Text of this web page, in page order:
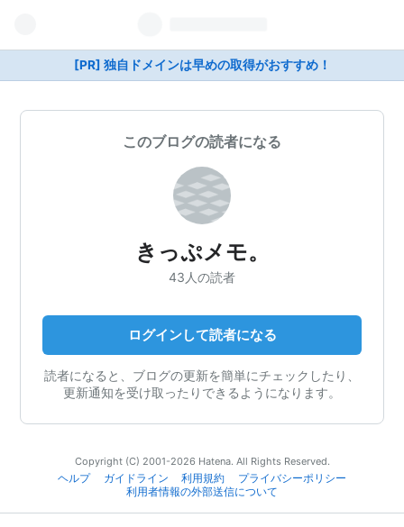
[PR] 独自ドメインは早めの取得がおすすめ！
このブログの読者になる
きっぷメモ。
43人の読者
ログインして読者になる
読者になると、ブログの更新を簡単にチェックしたり、
更新通知を受け取ったりできるようになります。
Copyright (C) 2001-2026 Hatena. All Rights Reserved.
ヘルプ
ガイドライン 利用規約
プライバシーポリシー
利用者情報の外部送信について